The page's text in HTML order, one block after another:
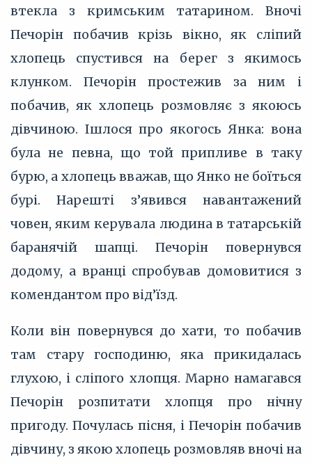
втекла з кримським татарином. Вночі
Печорін побачив крізь вікно, як сліпий
хлопець спустився на берег з якимось
клунком. Печорін простежив за ним і
побачив, як хлопець розмовляє з якоюсь
дівчиною. Ішлося про якогось Янка: вона
була не певна, що той припливе в таку
бурю, а хлопець вважав, що Янко не боїться
бурі. Нарешті з’‎явився навантажений
човен, яким керувала людина в татарській
баранячій шапці. Печорін повернувся
додому, а вранці спробував домовитися з
комендантом про від’‎їзд.
Коли він повернувся до хати, то побачив
там стару господиню, яка прикидалась
глухою, і сліпого хлопця. Марно намагався
Печорін розпитати хлопця про нічну
пригоду. Почулась пісня, і Печорін побачив
дівчину, з якою хлопець розмовляв вночі на